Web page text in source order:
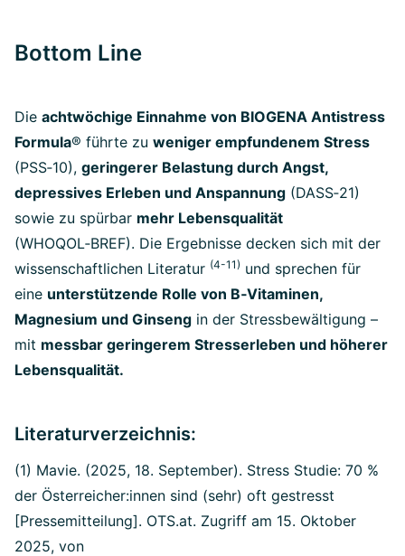
Bottom Line
Die achtwöchige Einnahme von BIOGENA Antistress
Formula® führte zu weniger empfundenem Stress
(PSS‑10), geringerer Belastung durch Angst,
depressives Erleben und Anspannung (DASS‑21)
sowie zu spürbar mehr Lebensqualität
(WHOQOL‑BREF). Die Ergebnisse decken sich mit der
wissenschaftlichen Literatur (4-11) und sprechen für
eine unterstützende Rolle von B‑Vitaminen,
Magnesium und Ginseng in der Stressbewältigung –
mit messbar geringerem Stresserleben und höherer
Lebensqualität.
Literaturverzeichnis:
(1) Mavie. (2025, 18. September). Stress Studie: 70 %
der Österreicher:innen sind (sehr) oft gestresst
[Pressemitteilung]. OTS.at. Zugriff am 15. Oktober
2025, von